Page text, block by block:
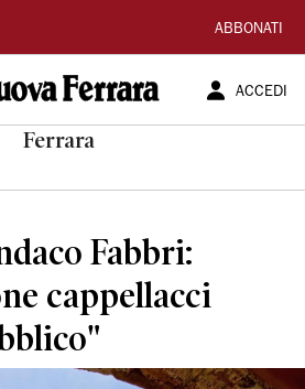
ABBONATI
ACCEDI
Ferrara
Fabbri:
cappellacci